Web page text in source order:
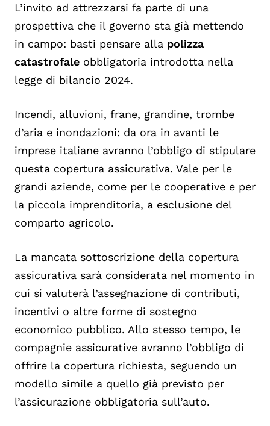
L’invito ad attrezzarsi fa parte di una
prospettiva che il governo sta già mettendo
in campo: basti pensare alla polizza
catastrofale obbligatoria introdotta nella
legge di bilancio 2024.
Incendi, alluvioni, frane, grandine, trombe
d’aria e inondazioni: da ora in avanti le
imprese italiane avranno l’obbligo di stipulare
questa copertura assicurativa. Vale per le
grandi aziende, come per le cooperative e per
la piccola imprenditoria, a esclusione del
comparto agricolo.
La mancata sottoscrizione della copertura
assicurativa sarà considerata nel momento in
cui si valuterà l’assegnazione di contributi,
incentivi o altre forme di sostegno
economico pubblico. Allo stesso tempo, le
compagnie assicurative avranno l’obbligo di
offrire la copertura richiesta, seguendo un
modello simile a quello già previsto per
l’assicurazione obbligatoria sull’auto.